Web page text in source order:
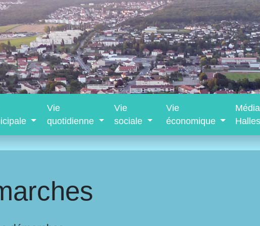
Vie
quotidienne
Vie
sociale
Vie
économique